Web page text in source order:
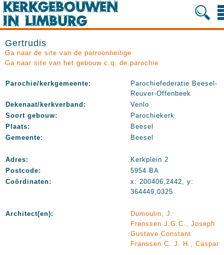
Gertrudis
Ga naar de site van de patroonheilige
Ga naar site van het gebouw c.q. de parochie
Parochie/kerkgemeente:
Parochiefederatie Beesel-
Reuver-Offenbeek
Dekenaat/kerkverband:
Venlo
Soort gebouw:
Parochiekerk
Plaats:
Beesel
Gemeente:
Beesel
Adres:
Kerkplein 2
Postcode:
5954 BA
Coördinaten:
x: 200406,2442, y:
364449,0325
Architect(en):
Dumoulin, J.
Franssen J.G.C., Joseph
Gustave Constant
Franssen C. J. H., Caspar